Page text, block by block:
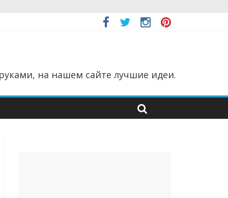
на нашем сайте лучшие идеи.